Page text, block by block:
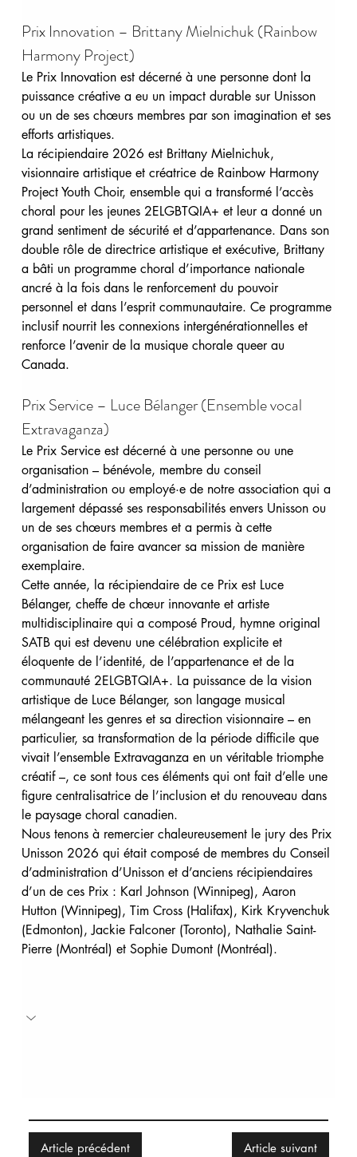
Prix Innovation – Brittany Mielnichuk (Rainbow
Harmony Project)
Le Prix Innovation est décerné à une personne dont la
puissance créative a eu un impact durable sur Unisson
ou un de ses chœurs membres par son imagination et ses
efforts artistiques.
La récipiendaire 2026 est Brittany Mielnichuk,
visionnaire artistique et créatrice de Rainbow Harmony
Project Youth Choir, ensemble qui a transformé l’accès
choral pour les jeunes 2ELGBTQIA+ et leur a donné un
grand sentiment de sécurité et d’appartenance. Dans son
double rôle de directrice artistique et exécutive, Brittany
a bâti un programme choral d’importance nationale
ancré à la fois dans le renforcement du pouvoir
personnel et dans l’esprit communautaire. Ce programme
inclusif nourrit les connexions intergénérationnelles et
renforce l’avenir de la musique chorale queer au
Canada.
Prix Service – Luce Bélanger (Ensemble vocal
Extravaganza)
Le Prix Service est décerné à une personne ou une
organisation – bénévole, membre du conseil
d’administration ou employé·e de notre association qui a
largement dépassé ses responsabilités envers Unisson ou
un de ses chœurs membres et a permis à cette
organisation de faire avancer sa mission de manière
exemplaire.
Cette année, la récipiendaire de ce Prix est Luce
Bélanger, cheffe de chœur innovante et artiste
multidisciplinaire qui a composé Proud, hymne original
SATB qui est devenu une célébration explicite et
éloquente de l’identité, de l’appartenance et de la
communauté 2ELGBTQIA+. La puissance de la vision
artistique de Luce Bélanger, son langage musical
mélangeant les genres et sa direction visionnaire – en
particulier, sa transformation de la période difficile que
vivait l’ensemble Extravaganza en un véritable triomphe
créatif –, ce sont tous ces éléments qui ont fait d’elle une
figure centralisatrice de l’inclusion et du renouveau dans
le paysage choral canadien.
Nous tenons à remercier chaleureusement le jury des Prix
Unisson 2026 qui était composé de membres du Conseil
d’administration d’Unisson et d’anciens récipiendaires
d’un de ces Prix : Karl Johnson (Winnipeg), Aaron
Hutton (Winnipeg), Tim Cross (Halifax), Kirk Kryvenchuk
(Edmonton), Jackie Falconer (Toronto), Nathalie Saint-
Pierre (Montréal) et Sophie Dumont (Montréal).
Article précédent Article suivant